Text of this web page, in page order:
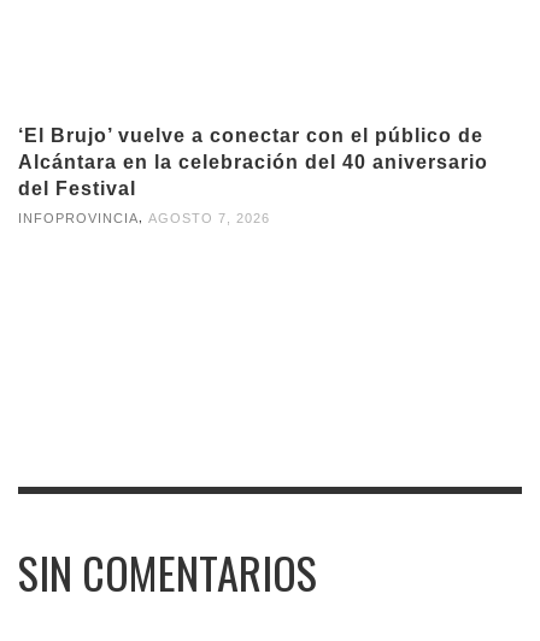
‘El Brujo’ vuelve a conectar con el público de
Alcántara en la celebración del 40 aniversario
del Festival
INFOPROVINCIA, AGOSTO 7, 2026
SIN COMENTARIOS